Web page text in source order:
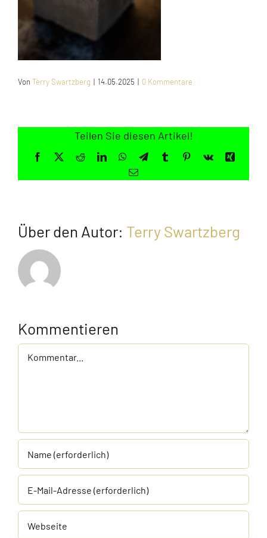
Jugendliche
Unterstützen
Kontakt
Von Terry Swartzberg | 14.05.2025 | 0 Kommentare
Teilen Sie diesen Artikel!
Facebook
X RedditLinkedInWhatsApp
TelegramTumblrPinterest
Vk
Xing
E-
Mail
Über den Autor: Terry Swartzberg
Kommentieren
Kommentar